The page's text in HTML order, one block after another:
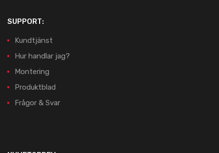
SUPPORT:
Kundtjänst
Hur handlar jag?
Montering
Produktblad
Frågor & Svar